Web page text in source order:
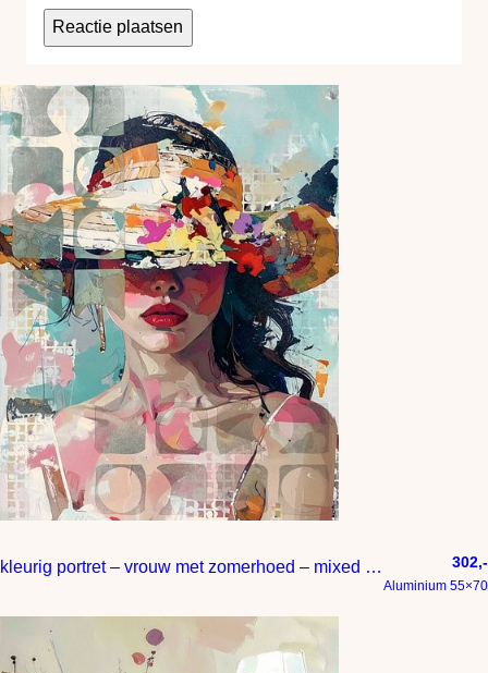
kleurig portret – vrouw met zomerhoed – mixed media 302,-
Aluminium 55×70